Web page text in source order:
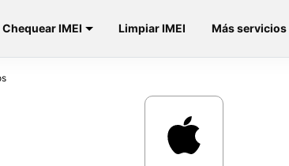
Chequear IMEI Limpiar IMEI Más servicios